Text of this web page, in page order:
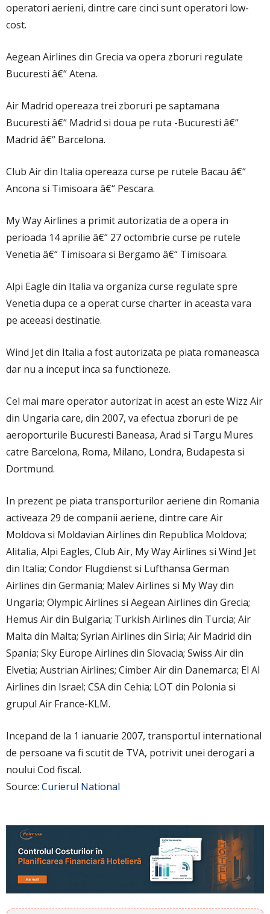
operatori aerieni, dintre care cinci sunt operatori low-
cost.
Aegean Airlines din Grecia va opera zboruri regulate
Bucuresti â€“ Atena.
Air Madrid opereaza trei zboruri pe saptamana
Bucuresti â€“ Madrid si doua pe ruta -Bucuresti â€“
Madrid â€“ Barcelona.
Club Air din Italia opereaza curse pe rutele Bacau â€“
Ancona si Timisoara â€“ Pescara.
My Way Airlines a primit autorizatia de a opera in
perioada 14 aprilie â€“ 27 octombrie curse pe rutele
Venetia â€“ Timisoara si Bergamo â€“ Timisoara.
Alpi Eagle din Italia va organiza curse regulate spre
Venetia dupa ce a operat curse charter in aceasta vara
pe aceeasi destinatie.
Wind Jet din Italia a fost autorizata pe piata romaneasca
dar nu a inceput inca sa functioneze.
Cel mai mare operator autorizat in acest an este Wizz Air
din Ungaria care, din 2007, va efectua zboruri de pe
aeroporturile Bucuresti Baneasa, Arad si Targu Mures
catre Barcelona, Roma, Milano, Londra, Budapesta si
Dortmund.
In prezent pe piata transporturilor aeriene din Romania
activeaza 29 de companii aeriene, dintre care Air
Moldova si Moldavian Airlines din Republica Moldova;
Alitalia, Alpi Eagles, Club Air, My Way Airlines si Wind Jet
din Italia; Condor Flugdienst si Lufthansa German
Airlines din Germania; Malev Airlines si My Way din
Ungaria; Olympic Airlines si Aegean Airlines din Grecia;
Hemus Air din Bulgaria; Turkish Airlines din Turcia; Air
Malta din Malta; Syrian Airlines din Siria; Air Madrid din
Spania; Sky Europe Airlines din Slovacia; Swiss Air din
Elvetia; Austrian Airlines; Cimber Air din Danemarca; El Al
Airlines din Israel; CSA din Cehia; LOT din Polonia si
grupul Air France-KLM.
Incepand de la 1 ianuarie 2007, transportul international
de persoane va fi scutit de TVA, potrivit unei derogari a
noului Cod fiscal.
Source: Curierul National